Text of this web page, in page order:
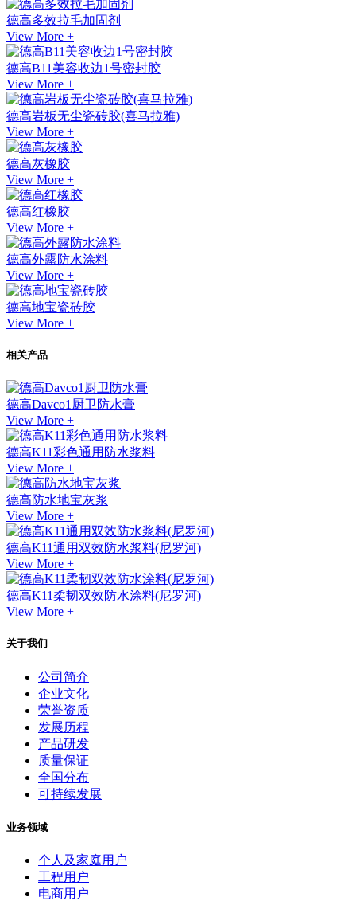
德高多效拉毛加固剂
View More +
德高B11美容收边1号密封胶
View More +
德高岩板无尘瓷砖胶(喜马拉雅)
View More +
德高灰橡胶
View More +
德高红橡胶
View More +
德高外露防水涂料
View More +
德高地宝瓷砖胶
View More +
相关产品
德高Davco1厨卫防水膏
View More +
德高K11彩色通用防水浆料
View More +
德高防水地宝灰浆
View More +
德高K11通用双效防水浆料(尼罗河)
View More +
德高K11柔韧双效防水涂料(尼罗河)
View More +
关于我们
公司简介
企业文化
荣誉资质
发展历程
产品研发
质量保证
全国分布
可持续发展
业务领域
个人及家庭用户
工程用户
电商用户